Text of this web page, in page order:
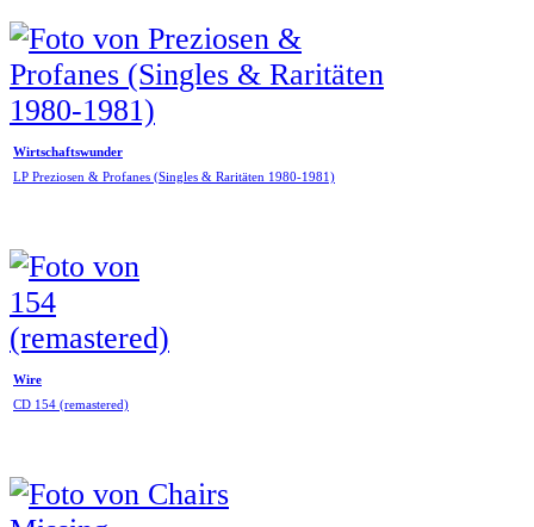
Wirtschaftswunder
LP Preziosen & Profanes (Singles & Raritäten 1980-1981)
Wire
CD 154 (remastered)